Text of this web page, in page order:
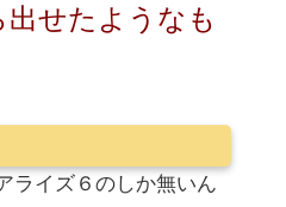
せたようなも
ライズ６のしか無いん